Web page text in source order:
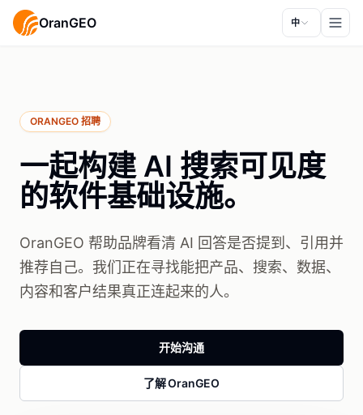
OranGEO 中
ORANGEO 招聘
一起构建 AI 搜索可见度
的软件基础设施。
OranGEO 帮助品牌看清 AI 回答是否提到、引用并
推荐自己。我们正在寻找能把产品、搜索、数据、
内容和客户结果真正连起来的人。
开始沟通
了解 OranGEO